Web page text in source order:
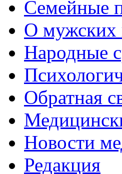
Семейные
О мужских
Народные
Обратная
Новости
Редакция